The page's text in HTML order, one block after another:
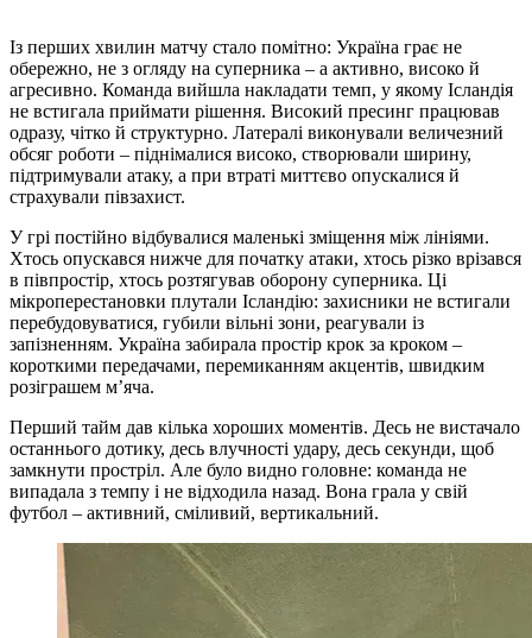
Із перших хвилин матчу стало помітно: Україна грає не
обережно, не з огляду на суперника – а активно, високо й
агресивно. Команда вийшла накладати темп, у якому Ісландія
не встигала приймати рішення. Високий пресинг працював
одразу, чітко й структурно. Латералі виконували величезний
обсяг роботи – піднімалися високо, створювали ширину,
підтримували атаку, а при втраті миттєво опускалися й
страхували півзахист.
У грі постійно відбувалися маленькі зміщення між лініями.
Хтось опускався нижче для початку атаки, хтось різко врізався
в півпростір, хтось розтягував оборону суперника. Ці
мікроперестановки плутали Ісландію: захисники не встигали
перебудовуватися, губили вільні зони, реагували із
запізненням. Україна забирала простір крок за кроком –
короткими передачами, перемиканням акцентів, швидким
розіграшем м’яча.
Перший тайм дав кілька хороших моментів. Десь не вистачало
останнього дотику, десь влучності удару, десь секунди, щоб
замкнути простріл. Але було видно головне: команда не
випадала з темпу і не відходила назад. Вона грала у свій
футбол – активний, сміливий, вертикальний.